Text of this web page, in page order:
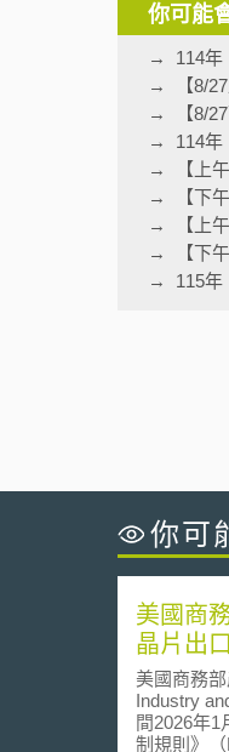
你可能
114年
【8/
【8/
114年
【上
【下
【上
【下
115年
你可
美國商
晶片出
美國商務
Industry
間2026年1
制規則》